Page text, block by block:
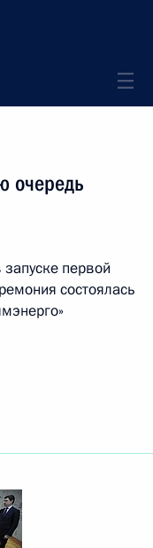
очередь
первой
состоялась